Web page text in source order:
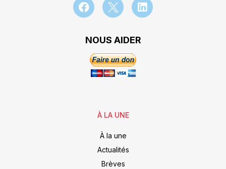
NOUS AIDER
À LA UNE
À la une
Actualités
Brèves